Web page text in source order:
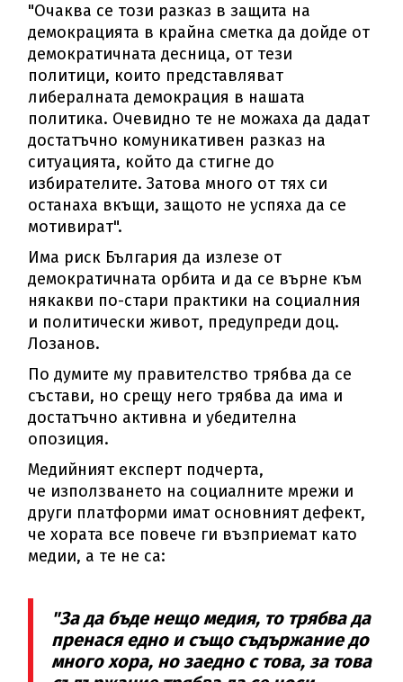
"Очаква се този разказ в защита на
демокрацията в крайна сметка да дойде от
демократичната десница, от тези
политици, които представляват
либералната демокрация в нашата
политика. Очевидно те не можаха да дадат
достатъчно комуникативен разказ на
ситуацията, който да стигне до
избирателите. Затова много от тях си
останаха вкъщи, защото не успяха да се
мотивират".
Има риск България да излезе от
демократичната орбита и да се върне към
някакви по-стари практики на социалния
и политически живот, предупреди доц.
Лозанов.
По думите му правителство трябва да се
състави, но срещу него трябва да има и
достатъчно активна и убедителна
опозиция.
Медийният експерт подчерта,
че използването на социалните мрежи и
други платформи имат основният дефект,
че хората все повече ги възприемат като
медии, а те не са:
"За да бъде нещо медия, то трябва да
пренася едно и също съдържание до
много хора, но заедно с това, за това